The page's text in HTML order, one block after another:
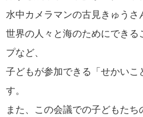
水中カメラマンの古見きゅうさ
世界の人々と海のためにできる
プなど、
子どもが参加できる「せかいこ
す。
また、この会議での子どもた